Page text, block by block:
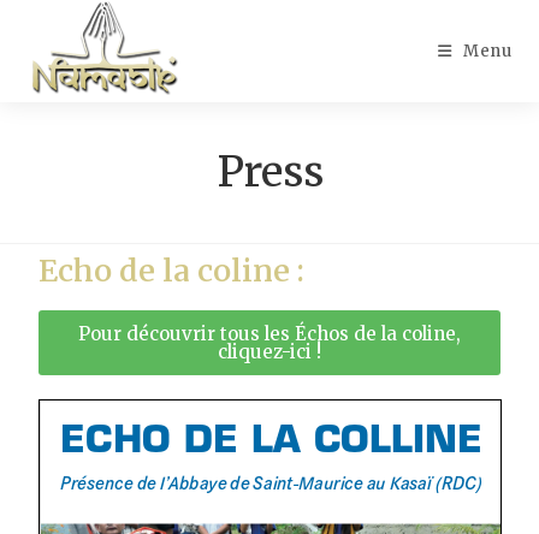
Menu
Press
Echo de la coline :
Pour découvrir tous les Échos de la coline,
cliquez-ici !